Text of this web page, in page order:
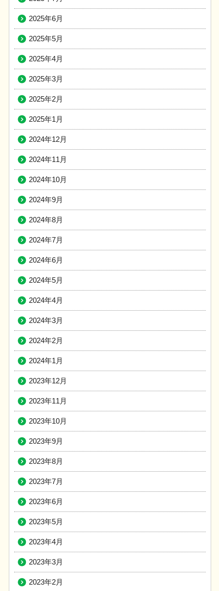
2025年6月
2025年5月
2025年4月
2025年3月
2025年2月
2025年1月
2024年12月
2024年11月
2024年10月
2024年9月
2024年8月
2024年7月
2024年6月
2024年5月
2024年4月
2024年3月
2024年2月
2024年1月
2023年12月
2023年11月
2023年10月
2023年9月
2023年8月
2023年7月
2023年6月
2023年5月
2023年4月
2023年3月
2023年2月